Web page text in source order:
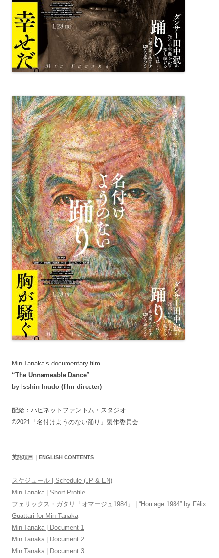
Min Tanaka’s documentary film
“The Unnameable Dance”
by Isshin Inudo (film directer)
配給：ハピネットファントム・スタジオ
©2021「名付けようのない踊り」製作委員会
英語項目｜ENGLISH CONTENTS
スケジュール | Schedule (JP & EN)
Min Tanaka | Short Profile
フェリックス・ガタリ「オマージュ1984」 | “Homage 1984” by Félix
Guattari for Min Tanaka
Min Tanaka | Document 1
Min Tanaka | Document 2
Min Tanaka | Document 3